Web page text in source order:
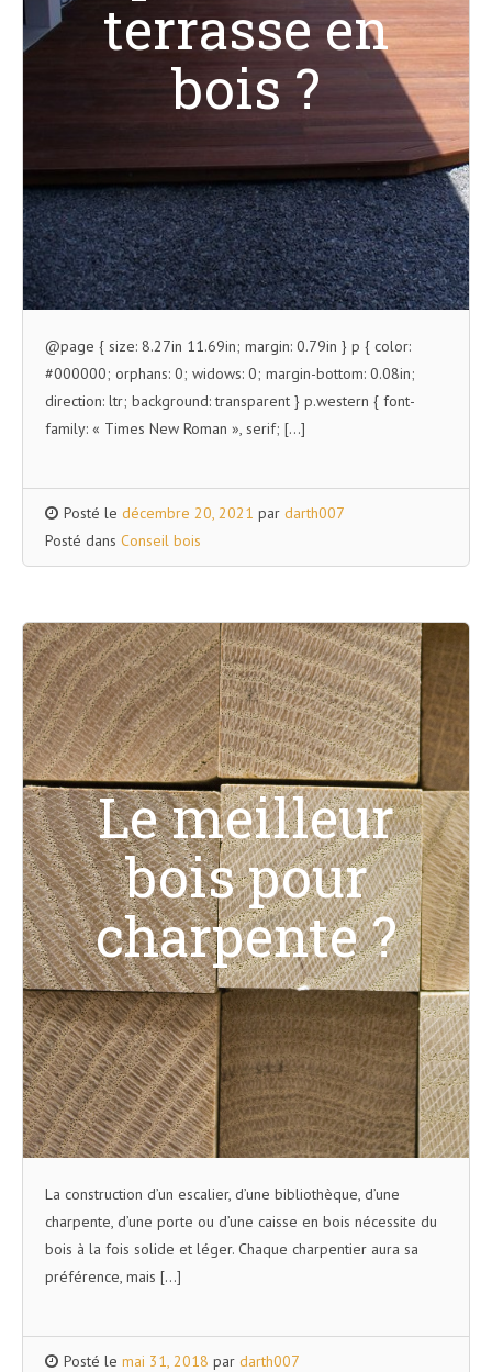
terrasse en
bois ?
@page { size: 8.27in 11.69in; margin: 0.79in } p { color:
#000000; orphans: 0; widows: 0; margin-bottom: 0.08in;
direction: ltr; background: transparent } p.western { font-
family: « Times New Roman », serif; […]
Posté le décembre 20, 2021 par darth007
Posté dans Conseil bois
Le meilleur
bois pour
charpente ?
La construction d’un escalier, d’une bibliothèque, d’une
charpente, d’une porte ou d’une caisse en bois nécessite du
bois à la fois solide et léger. Chaque charpentier aura sa
préférence, mais […]
Posté le mai 31, 2018 par darth007